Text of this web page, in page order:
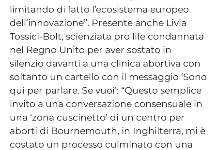
limitando di fatto l’ecosistema europeo
dell’innovazione”. Presente anche Livia
Tossici-Bolt, scienziata pro life condannata
nel Regno Unito per aver sostato in
silenzio davanti a una clinica abortiva con
soltanto un cartello con il messaggio ‘Sono
qui per parlare. Se vuoi’: “Questo semplice
invito a una conversazione consensuale in
una ‘zona cuscinetto’ di un centro per
aborti di Bournemouth, in Inghilterra, mi è
costato un processo culminato con una